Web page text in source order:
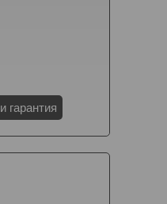
гарантия